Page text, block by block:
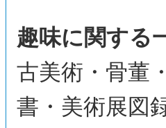
趣味に関する
古美術・骨董
書・美術展図